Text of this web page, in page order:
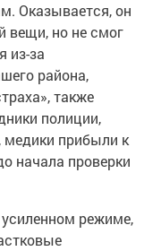
Оказывается, он
вещи, но не смог
из-за
района,
также
полиции,
медики прибыли к
начала проверки
режиме,